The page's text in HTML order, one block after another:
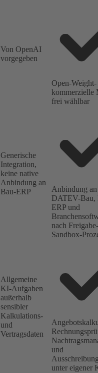
Von OpenAI
vorgegeben
Open-Weight-
kommerzielle
frei wählbar
Generische
Integration,
keine native
Anbindung an
Bau-ERP
Anbindung an
DATEV-Bau,
ERP und
nach
Sandbox-
Allgemeine
KI-Aufgaben
außerhalb
sensibler
Kalkulations-
und
Vertragsdaten
und
unter eigener